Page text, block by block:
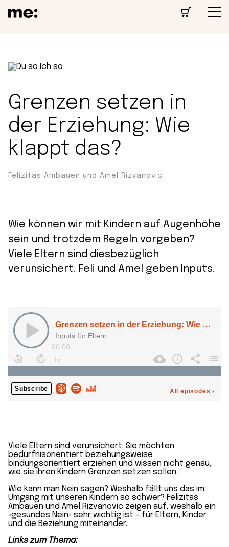
Grenzen setzen in
der Erziehung: Wie
klappt das?
Felizitas Ambauen und Amel Rizvanovic
Wie können wir mit Kindern auf Augenhöhe
sein und trotzdem Regeln vorgeben?
Viele Eltern sind diesbezüglich
verunsichert. Feli und Amel geben Inputs.
Viele Eltern sind verunsichert: Sie möchten
bedürfnisorientiert beziehungsweise
bindungsorientiert erziehen und wissen nicht genau,
wie sie ihren Kindern Grenzen setzen sollen.
Wie kann man Nein sagen? Weshalb fällt uns das im
Umgang mit unseren Kindern so schwer? Felizitas
Ambauen und Amel Rizvanovic zeigen auf, weshalb ein
«gesundes Nein» sehr wichtig ist – für Eltern, Kinder
und die Beziehung miteinander.
Links zum Thema: